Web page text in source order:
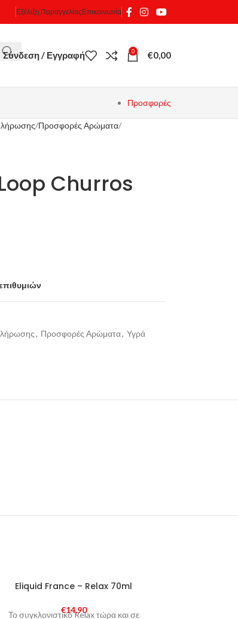
Εξέλιξη ΠαραγγελίαςΕπικοινωνία
Σύνδεση / Εγγραφή 0 €0,00
Προσφορές
Προσφορές Αρώματα
Churros
, Προσφορές Αρώματα, Υγρά
Eliquid France – Relax 70ml
€14,90
Το συγκλονιστικό Relax τώρα και σε